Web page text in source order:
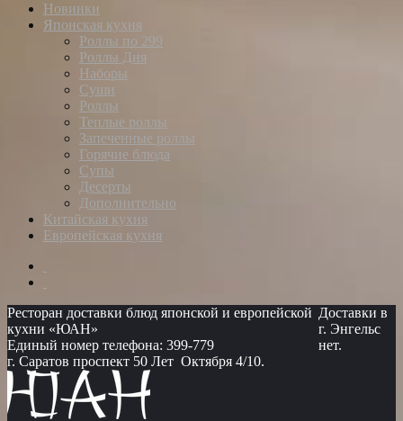
Новинки
Японская кухня
Роллы по 299
Роллы Дня
Наборы
Суши
Роллы
Теплые роллы
Запеченные роллы
Горячие блюда
Супы
Десерты
Дополнительно
Китайская кухня
Европейская кухня
Ресторан доставки блюд японской и европейской
кухни «ЮАН»
Единый номер телефона: 399-779
г. Саратов проспект 50 Лет Октября 4/10.
Доставки в
г. Энгельс
нет.